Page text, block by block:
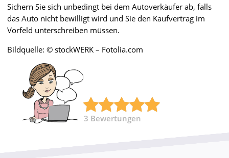
Sichern Sie sich unbedingt bei dem Autoverkäufer ab, falls
das Auto nicht bewilligt wird und Sie den Kaufvertrag im
Vorfeld unterschreiben müssen.
Bildquelle: © stockWERK – Fotolia.com
3 Bewertungen